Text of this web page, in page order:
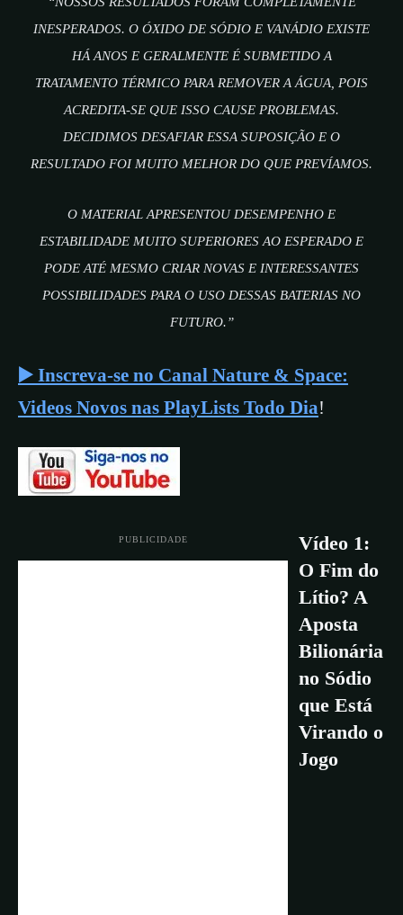
INESPERADOS. O ÓXIDO DE SÓDIO E VANÁDIO EXISTE
HÁ ANOS E GERALMENTE É SUBMETIDO A
TRATAMENTO TÉRMICO PARA REMOVER A ÁGUA, POIS
ACREDITA-SE QUE ISSO CAUSE PROBLEMAS.
DECIDIMOS DESAFIAR ESSA SUPOSIÇÃO E O
RESULTADO FOI MUITO MELHOR DO QUE PREVÍAMOS.
O MATERIAL APRESENTOU DESEMPENHO E
ESTABILIDADE MUITO SUPERIORES AO ESPERADO E
PODE ATÉ MESMO CRIAR NOVAS E INTERESSANTES
POSSIBILIDADES PARA O USO DESSAS BATERIAS NO
FUTURO.”
▶️ Inscreva-se no Canal Nature & Space:
Videos Novos nas PlayLists Todo Dia!
PUBLICIDADE
Vídeo 1:
O Fim do
Lítio? A
Aposta
Bilionária
no Sódio
que Está
Virando o
Jogo